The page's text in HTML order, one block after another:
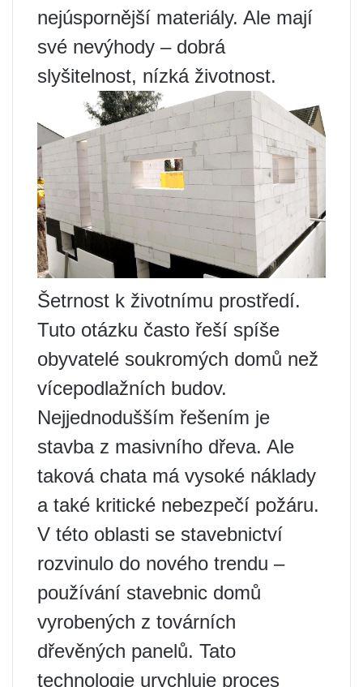
nejúspornější materiály. Ale mají
své nevýhody – dobrá
slyšitelnost, nízká životnost.
Šetrnost k životnímu prostředí.
Tuto otázku často řeší spíše
obyvatelé soukromých domů než
vícepodlažních budov.
Nejjednodušším řešením je
stavba z masivního dřeva. Ale
taková chata má vysoké náklady
a také kritické nebezpečí požáru.
V této oblasti se stavebnictví
rozvinulo do nového trendu –
používání stavebnic domů
vyrobených z továrních
dřevěných panelů. Tato
technologie urychluje proces